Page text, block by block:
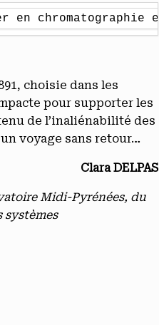
choisie dans les
pour supporter les
de l’inaliénabilité des
voyage sans retour…
Clara DELPAS
Midi-Pyrénées, du
systèmes